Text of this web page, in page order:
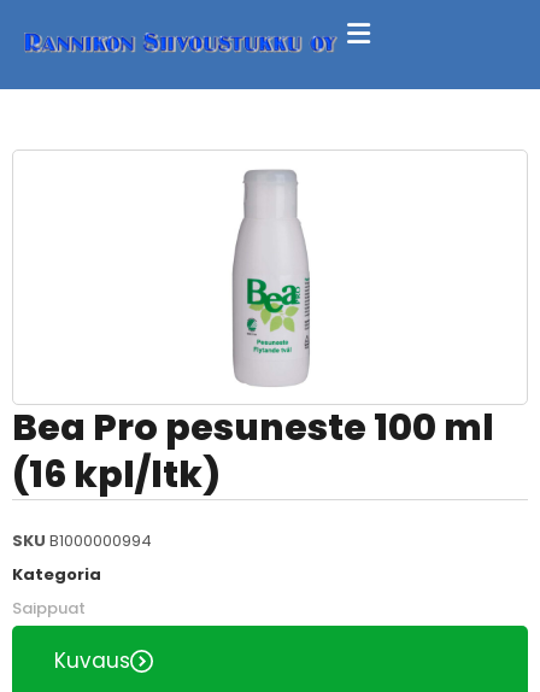
Bea Pro pesuneste 100 ml
(16 kpl/ltk)
SKU B1000000994
Kategoria
Saippuat
Kuvaus